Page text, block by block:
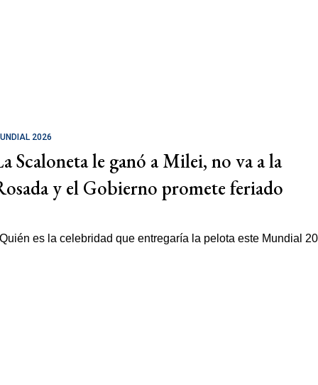
2026
Scaloneta le ganó a Milei, no va a la
y el Gobierno promete feriado